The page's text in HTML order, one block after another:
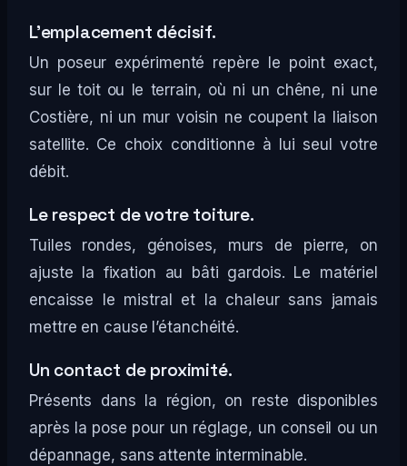
L’emplacement décisif.
Un poseur expérimenté repère le point exact,
sur le toit ou le terrain, où ni un chêne, ni une
Costière, ni un mur voisin ne coupent la liaison
satellite. Ce choix conditionne à lui seul votre
débit.
Le respect de votre toiture.
Tuiles rondes, génoises, murs de pierre, on
ajuste la fixation au bâti gardois. Le matériel
encaisse le mistral et la chaleur sans jamais
mettre en cause l’étanchéité.
Un contact de proximité.
Présents dans la région, on reste disponibles
après la pose pour un réglage, un conseil ou un
dépannage, sans attente interminable.